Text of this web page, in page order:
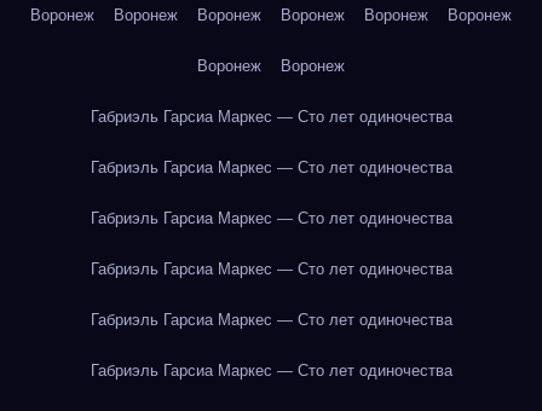
Воронеж Воронеж Воронеж Воронеж Воронеж Воронеж
Воронеж Воронеж
Габриэль Гарсиа Маркес — Сто лет одиночества
Габриэль Гарсиа Маркес — Сто лет одиночества
Габриэль Гарсиа Маркес — Сто лет одиночества
Габриэль Гарсиа Маркес — Сто лет одиночества
Габриэль Гарсиа Маркес — Сто лет одиночества
Габриэль Гарсиа Маркес — Сто лет одиночества